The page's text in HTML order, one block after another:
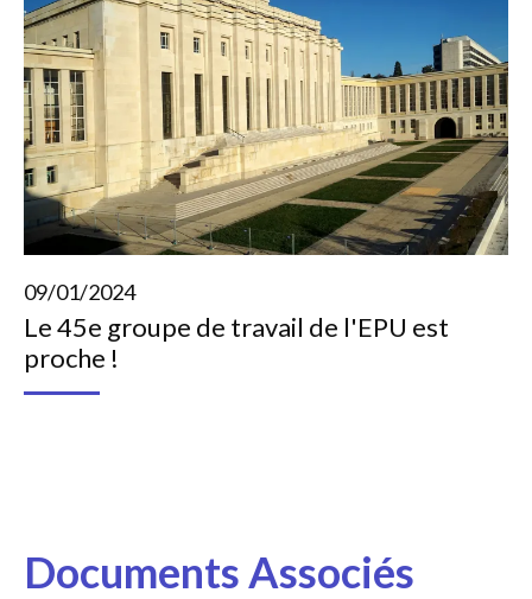
09/01/2024
Le 45e groupe de travail de l'EPU est
proche !
Documents Associés